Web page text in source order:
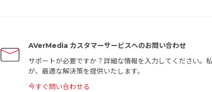
AVerMedia カスタマーサービスへのお問い合わせ
サポートが必要ですか？詳細な情報を入力してください。
が、最適な解決策を提供いたします。
今すぐ問い合わせる